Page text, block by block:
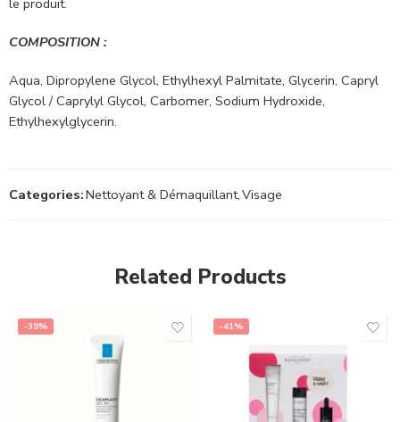
le produit.
COMPOSITION :
Aqua, Dipropylene Glycol, Ethylhexyl Palmitate, Glycerin, Capryl
Glycol / Caprylyl Glycol, Carbomer, Sodium Hydroxide,
Ethylhexylglycerin.
Categories:Nettoyant & Démaquillant,Visage
Related Products
-39% -41%